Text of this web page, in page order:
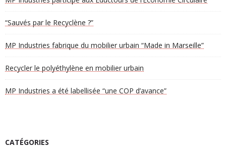
“Sauvés par le Recyclène ?”
MP Industries fabrique du mobilier urbain “Made in Marseille”
Recycler le polyéthylène en mobilier urbain
MP Industries a été labellisée “une COP d’avance”
CATÉGORIES